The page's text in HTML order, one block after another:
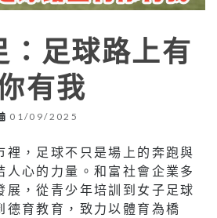
：足球路上有
有我
01/09/2025
裡，足球不只是場上的奔跑與
人心的力量。和富社會企業多
展，從青少年培訓到女子足球
德育教育，致力以體育為橋